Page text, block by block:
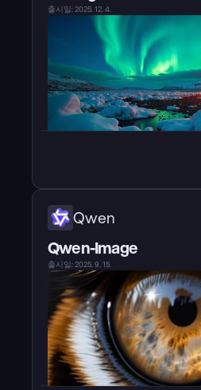
출시일: 2025. 12. 4.
Qwen
Qwen-Image
출시일: 2025. 9. 15.